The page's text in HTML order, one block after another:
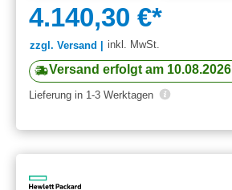
4.140,30 €*
zzgl. Versand | inkl. MwSt.
Versand erfolgt am 10.08.2026
Lieferung in 1-3 Werktagen